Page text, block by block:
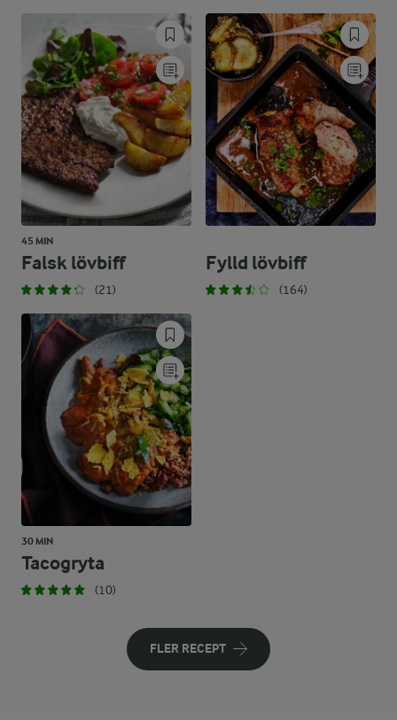
45 MIN
Falsk lövbiff
(21)
Fylld lövbiff
(164)
30 MIN
Tacogryta
(10)
FLER RECEPT